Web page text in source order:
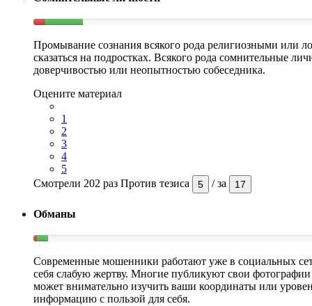
Промывание сознания всякого рода религиозными или
сказаться на подростках. Всякого рода сомнительные
доверчивостью или неопытностью собеседника.
Оцените материал
1
2
3
4
5
Смотрели 202 раз Против тезиса 5 /за 17
Обманы
Современные мошенники работают уже в социальных
себя слабую жертву. Многие публикуют свои фотографии
может внимательно изучить ваши координаты или
информацию с пользой для себя.